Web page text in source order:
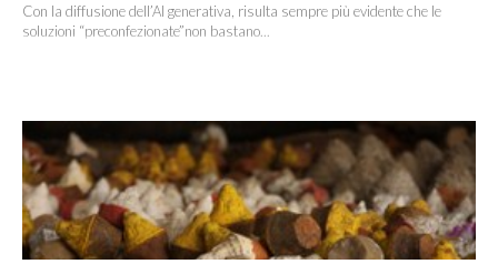
Con la diffusione dell’AI generativa, risulta sempre più evidente che le
soluzioni “preconfezionate”non bastano...